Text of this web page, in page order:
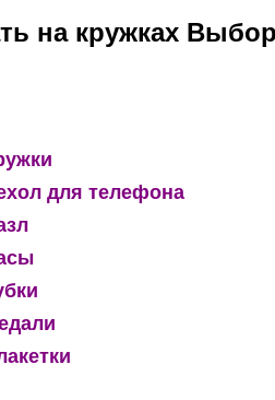
на кружках
для телефона